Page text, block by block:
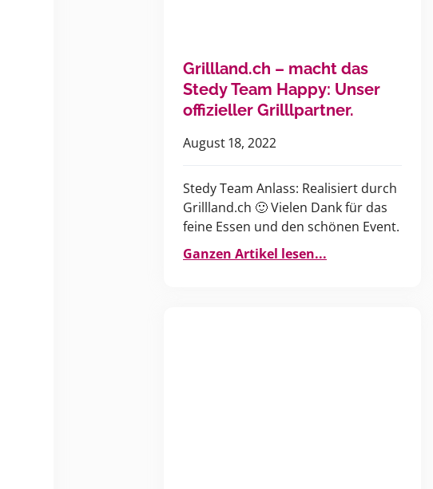
Grillland.ch – macht das
Stedy Team Happy: Unser
offizieller Grilllpartner.
August 18, 2022
Stedy Team Anlass: Realisiert durch
Grillland.ch 🙂 Vielen Dank für das
feine Essen und den schönen Event.
Ganzen Artikel lesen...